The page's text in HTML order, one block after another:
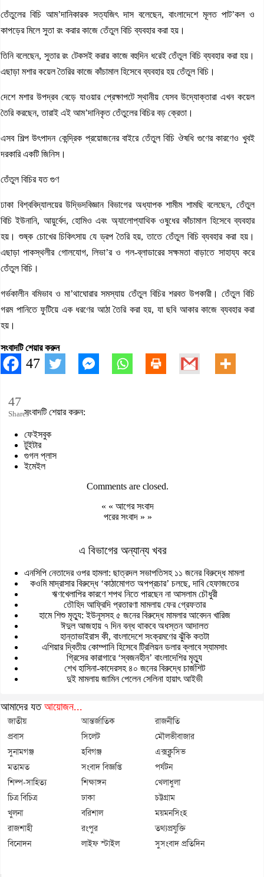
তেঁতুলের বিচি আম’দানিকারক সত্যজিৎ দাস বলেছেন, বাংলাদেশে মূলত পাট’কল ও
কাপড়ের মিলে সুতা রং করার কাজে তেঁতুল বিচি ব্যবহার করা হয়।
তিনি বলেছেন, সুতার রং টেকসই করার কাজে বহুদিন ধরেই তেঁতুল বিচি ব্যবহার করা হয়।
এছাড়া মশার কয়েল তৈরির কাজে কাঁচামাল হিসেবে ব্যবহার হয় তেঁতুল বিচি।
দেশে মশার উপদ্রব বেড়ে যাওয়ার প্রেক্ষাপটে স্থানীয় যেসব উদ্যোক্তারা এখন কয়েল
তৈরি করছেন, তারাই এই আম’দানিকৃত তেঁতুলের বিচির বড় ক্রেতা।
এসব শিল্প উৎপাদন কেন্দ্রিক প্রয়োজনের বাইরে তেঁতুল বিচি ঔষধি গুণের কারণেও খুবই
দরকারি একটি জিনিস।
তেঁতুল বিচির যত গুণ
ঢাকা বিশ্ববিদ্যালয়ের উদ্ভিদবিজ্ঞান বিভাগের অধ্যাপক শামীম শামছি বলেছেন, তেঁতুল
বিচি ইউনানি, আয়ুর্বেদ, হোমিও এবং অ্যালোপ্যাথিক ওষুধের কাঁচামাল হিসেবে ব্যবহার
হয়। শুষ্ক চোখের চিকিৎসায় যে ড্রপ তৈরি হয়, তাতে তেঁতুল বিচি ব্যবহার করা হয়।
এছাড়া পাকস্থলীর গোলযোগ, লিভা’র ও গল-ব্লাডারের সক্ষমতা বাড়াতে সাহায্য করে
তেঁতুল বিচি।
গর্ভকালীন বমিভাব ও মা’থাঘোরার সমস্যায় তেঁতুল বিচির শরবত উপকারী। তেঁতুল বিচি
গরম পানিতে ফুটিয়ে এক ধরণের আঠা তৈরি করা হয়, যা ছবি আকার কাজে ব্যবহার করা
হয়।
সংবাদটি শেয়ার করুন
47
47
Sharesসংবাদটি শেয়ার করুন:
ফেইসবুক
টুইটার
গুগল প্লাস
ইমেইল
Comments are closed.
« « আগের সংবাদ
পরের সংবাদ » »
এ বিভাগের অন্যান্য খবর
এনসিপি নেতাদের ওপর হামলা: ছাত্রদল সভাপতিসহ ১১ জনের বিরুদ্ধে মামলা
কওমি মাদ্রাসার বিরুদ্ধে ‘কাঠামোগত অপপ্রচার’ চলছে, দাবি হেফাজতের
ঋণখেলাপির কারণে শপথ নিতে পারছেন না আসলাম চৌধুরী
তৌহিদ আফ্রিদি প্রতারণা মামলায় ফের গ্রেফতার
হামে শিশু মৃত্যু: ইউনূসসহ ৫ জনের বিরুদ্ধে মামলার আবেদন খারিজ
ঈদুল আজহায় ৭ দিন বন্ধ থাকবে অধস্তন আদালত
হান্তাভাইরাস কী, বাংলাদেশে সংক্রমণের ঝুঁকি কতটা
এশিয়ার দ্বিতীয় কোম্পানি হিসেবে ট্রিলিয়ন ডলার ক্লাবে স্যামসাং
গ্রিসের কারাগারে ‘স্বজনহীন’ বাংলাদেশির মৃত্যু
শেখ হাসিনা-কাদেরসহ ৪০ জনের বিরুদ্ধে চার্জশিট
দুই মামলায় জামিন পেলেন সেলিনা হায়াৎ আইভী
আমাদের যত আয়োজন...
জাতীয় আন্তর্জাতিক
রাজনীতি
প্রবাস
সিলেট
মৌলভীবাজার
সুনামগঞ্জ
হবিগঞ্জ
এক্সক্লুসিভ
মতামত
সংবাদ বিজ্ঞপ্তি
পর্যটন
শিল্প-সাহিত্য
শিক্ষাঙ্গন
খেলাধুলা
চিত্র বিচিত্র
ঢাকা
চট্টগ্রাম
খুলনা
বরিশাল
ময়মনসিংহ
রাজশাহী
রংপুর
তথ্যপ্রযুক্তি
বিনোদন
লাইফ স্টাইল সুসংবাদ প্রতিদিন